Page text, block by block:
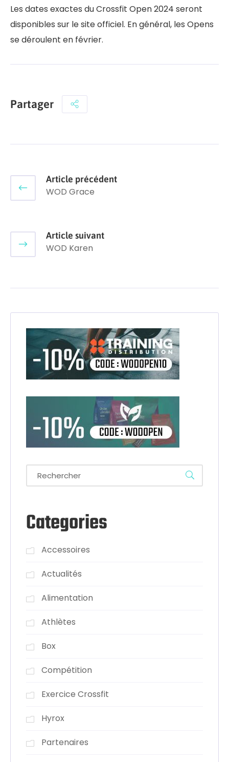
Les dates exactes du Crossfit Open 2024 seront
disponibles sur le site officiel. En général, les Opens
se déroulent en février.
Partager
Article précédent
WOD Grace
Article suivant
WOD Karen
Categories
Accessoires
Actualités
Alimentation
Athlètes
Box
Compétition
Exercice Crossfit
Hyrox
Partenaires